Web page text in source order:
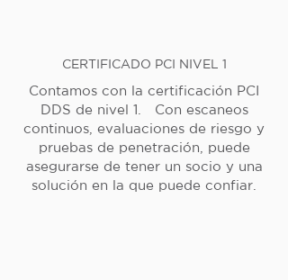
CERTIFICADO PCI NIVEL 1
Contamos con la certificación PCI
DDS de nivel 1. Con escaneos
continuos, evaluaciones de riesgo y
pruebas de penetración, puede
asegurarse de tener un socio y una
solución en la que puede confiar.